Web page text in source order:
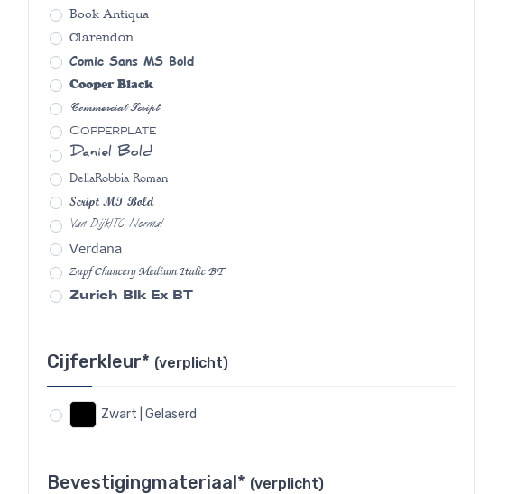
Book Antiqua
Clarendon
Comic Sans MS Bold
Cooper Black
Commercial Script
Copperplate
Daniel Bold
DellaRobbia Roman
Script MT Bold
Van DijkITC-Normal
Verdana
Zapf Chancery Medium Italic BT
Zurich Blk Ex BT
Cijferkleur* (verplicht)
Zwart | Gelaserd
Bevestigingmateriaal* (verplicht)